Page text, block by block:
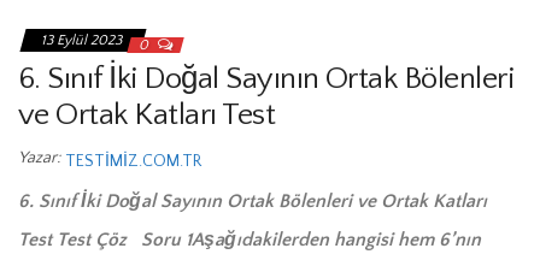
13 Eylül 2023 0
6. Sınıf İki Doğal Sayının Ortak Bölenleri
ve Ortak Katları Test
Yazar: TESTIMIZ.COM.TR
6. Sınıf İki Doğal Sayının Ortak Bölenleri ve Ortak Katları
Test Test Çöz Soru 1Aşağıdakilerden hangisi hem 6’nın